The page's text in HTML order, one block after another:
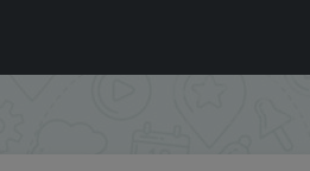
точечные футболки с